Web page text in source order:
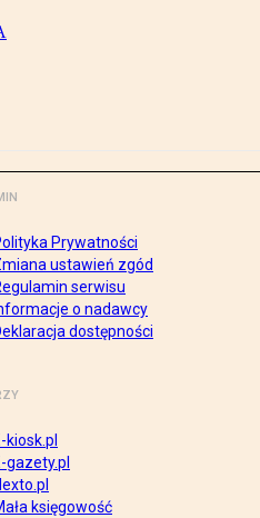
Prywatności
ustawień zgód
serwisu
o nadawcy
dostępności
kiosk.pl
gazety.pl
księgowość